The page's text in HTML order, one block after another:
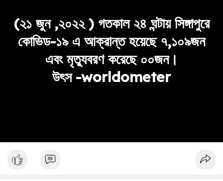
(২১ জুন ,২০২২ ) গতকাল ২৪ ঘন্টায় সিঙ্গাপুরে
কোভিড-১৯ এ আক্রান্ত হয়েছে ৭,১০৯জন
এবং মৃত্যুবরণ করেছে ০০জন।
উৎস -worldometer